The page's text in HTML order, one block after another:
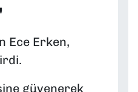
Ece Erken,
güvenerek